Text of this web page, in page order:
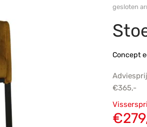
gesloten
Concept
€365,-
prijs
€